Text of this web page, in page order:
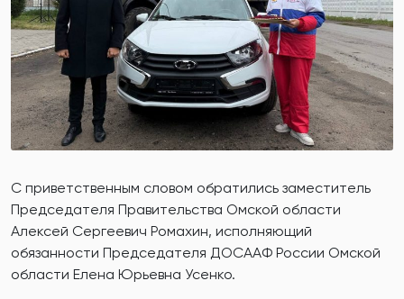
С приветственным словом обратились заместитель
Председателя Правительства Омской области
Алексей Сергеевич Ромахин, исполняющий
обязанности Председателя ДОСААФ России Омской
области Елена Юрьевна Усенко.